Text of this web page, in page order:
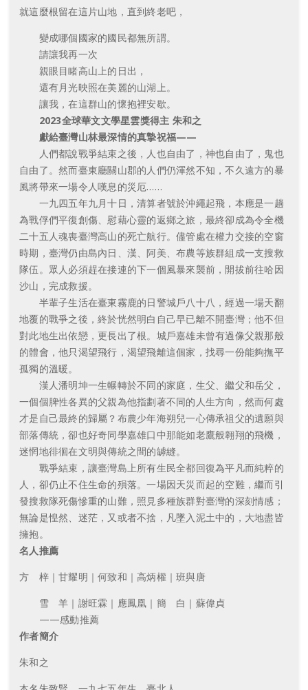
就這麼根留在這片山地，直到終老吧，
變成哪個國家的國民都無所謂。
請讓我再一次
親眼目睹高山上的日出，
還有月光映照在美麗的山湖上。
讓我，在這群山的懷抱裡安歇。
2023全球華文文學星雲獎得主 朱和之
獻給臺灣山林最深情的真摯祝福——
人們都說戰爭結束之後，人也自由了，神也自由了，鬼也
自由了。然而臺東廳關山郡的人們仍渾然不知，不久遠方的暴
風將帶來一場令人嘆息的災厄……
一九四五年九月十日，清算者號於沖繩起飛，本應是一趟
為戰俘們平復創傷、慰藉心靈的返鄉之旅，最終卻成為令全機
二十五人魂喪臺灣高山的死亡航行。儘管處在權力交接的空窗
時期，臺灣仍由島內日、漢、阿美、布農等族群組成一支搜救
隊伍。眾人必須趕在接連的下一個風暴來襲前，開拔前往哈因
沙山，完成救援。
半輩子生活在臺東霧鹿的日警城戶八十八，經過一場天翻
地覆的戰爭之後，終於恍然明白自己早已離不開臺灣；他不但
對此地生出依戀，更長出了根。城戶嘉雄未曾有過像父親那般
的體會，他只渴望飛行，渴望飛離這個家，找尋一份能夠撫平
孤獨的溫暖。
漢人潘明坤一生輾轉於不同的家庭，生父、繼父和岳父，
一個個脾性各異的父親為他指劃著不同的人生方向，然而何處
才是自己最終的歸屬？布農少年海朔兒一心傳承祖父的遺願與
部落傳統，卻也好奇同學嘉雄口中那能如老鷹般翱翔的飛機，
迷惘地徘徊在文明與傳統之間的罅縫。
戰爭結束，讓臺灣島上所有生民全都回復為平凡而純粹的
人，卻仍止不住生命的殞落。一場因天災而起的空難，繼而引
發搜救隊死傷慘重的山難，照見多種族群對臺灣的深刻情感；
無論是惶然、迷茫，又或者不捨，凡墜入泥土中的，大地盡皆
擁抱。
名人推薦
方 梓｜甘耀明｜何致和｜高炳權｜班與唐
雪 羊｜謝旺霖｜應鳳凰｜簡 白｜蘇偉貞
——感動推薦
作者簡介
朱和之